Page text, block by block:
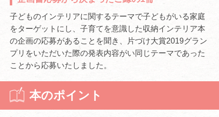
子どものインテリアに関するテーマで子どもがいる家庭
をターゲットにし、子育てを意識した収納インテリア本
の企画の応募があることを聞き、片づけ大賞2019グラン
プリをいただいた際の発表内容がい同じテーマであった
ことから応募いたしました。
本のポイント